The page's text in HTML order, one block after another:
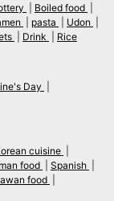
Boiled food
pasta
Udon
Drink Rice
Day
cuisine
food
Spanish
food